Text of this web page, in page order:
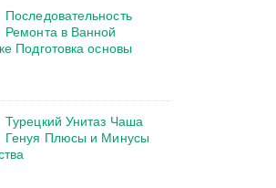
Последовательность
Ремонта в Ванной
Подготовка основы
Турецкий Унитаз Чаша
Генуя Плюсы и Минусы